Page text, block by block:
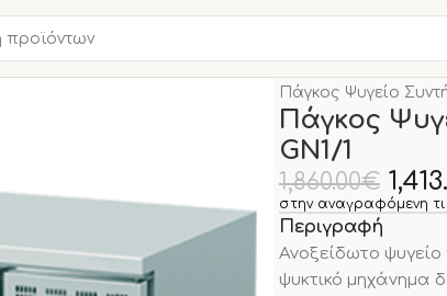
Πάγκος Ψυγείο
Πάγκος
GN1/1
1,860.00€
στην αναγραφόμενη
Περιγραφή
Ανοξείδωτο
ψυκτικό μηχάνημα